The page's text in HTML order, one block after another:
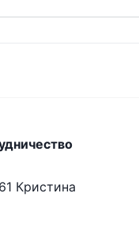
Кристина